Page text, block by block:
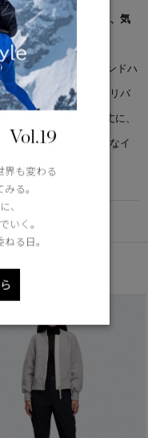
ーとしても着こなせる、気
」は、柔らかなカインドハ
ルドリップストップのリバ
りげないクロップド丈に、
トが特徴です。軽量なイ
を実現します。
Vol.19
界も変わる
る。
、
いく。
る日。